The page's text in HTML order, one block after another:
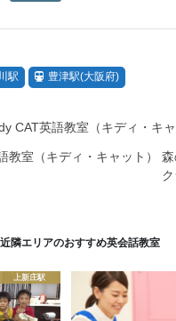
駅 豊津駅(大阪府)
CAT英語教室（キディ・キ
教室（キディ・キャット）
近隣エリアのおすすめ英会話教室
上新庄駅